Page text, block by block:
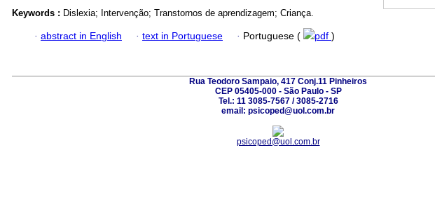
Keywords : Dislexia; Intervenção; Transtornos de aprendizagem; Criança.
· abstract in English · text in Portuguese · Portuguese ( pdf )
Rua Teodoro Sampaio, 417 Conj.11 Pinheiros
CEP 05405-000 - São Paulo - SP
Tel.: 11 3085-7567 / 3085-2716
email: psicoped@uol.com.br
psicoped@uol.com.br